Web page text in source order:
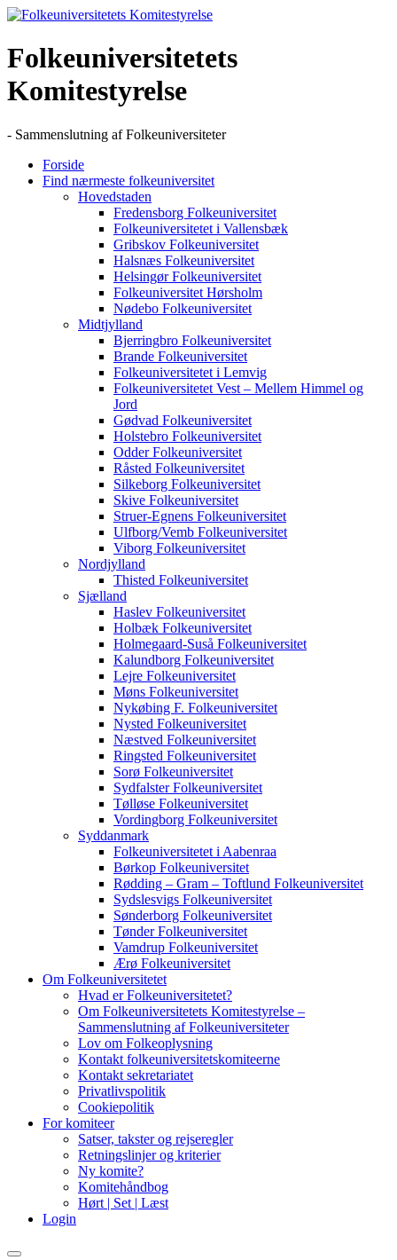
Skip
content
Folkeuniversitetets
Komitestyrelse
- Sammenslutning af Folkeuniversiteter
Forside
Find nærmeste folkeuniversitet
Hovedstaden
Fredensborg Folkeuniversitet
Folkeuniversitetet i Vallensbæk
Gribskov Folkeuniversitet
Halsnæs Folkeuniversitet
Helsingør Folkeuniversitet
Folkeuniversitet Hørsholm
Nødebo Folkeuniversitet
Midtjylland
Bjerringbro Folkeuniversitet
Brande Folkeuniversitet
Folkeuniversitetet i Lemvig
Folkeuniversitetet Vest – Mellem Himmel og
Jord
Gødvad Folkeuniversitet
Holstebro Folkeuniversitet
Odder Folkeuniversitet
Råsted Folkeuniversitet
Silkeborg Folkeuniversitet
Skive Folkeuniversitet
Struer-Egnens Folkeuniversitet
Ulfborg/Vemb Folkeuniversitet
Viborg Folkeuniversitet
Nordjylland
Thisted Folkeuniversitet
Sjælland
Haslev Folkeuniversitet
Holbæk Folkeuniversitet
Holmegaard-Suså Folkeuniversitet
Kalundborg Folkeuniversitet
Lejre Folkeuniversitet
Møns Folkeuniversitet
Nykøbing F. Folkeuniversitet
Nysted Folkeuniversitet
Næstved Folkeuniversitet
Ringsted Folkeuniversitet
Sorø Folkeuniversitet
Sydfalster Folkeuniversitet
Tølløse Folkeuniversitet
Vordingborg Folkeuniversitet
Syddanmark
Folkeuniversitetet i Aabenraa
Børkop Folkeuniversitet
Rødding – Gram – Toftlund Folkeuniversitet
Sydslesvigs Folkeuniversitet
Sønderborg Folkeuniversitet
Tønder Folkeuniversitet
Vamdrup Folkeuniversitet
Ærø Folkeuniversitet
Om Folkeuniversitetet
Hvad er Folkeuniversitetet?
Om Folkeuniversitetets Komitestyrelse –
Sammenslutning af Folkeuniversiteter
Lov om Folkeoplysning
Kontakt folkeuniversitetskomiteerne
Kontakt sekretariatet
Privatlivspolitik
Cookiepolitik
For komiteer
Satser, takster og rejseregler
Retningslinjer og kriterier
Ny komite?
Komitehåndbog
Hørt | Set | Læst
Login